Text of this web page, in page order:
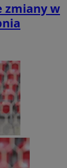
zmiany w